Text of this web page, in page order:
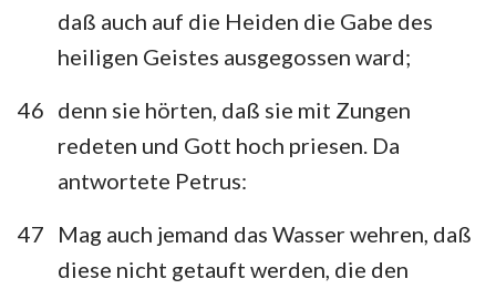
daß auch auf die Heiden die Gabe des
heiligen Geistes ausgegossen ward;
46 denn sie hörten, daß sie mit Zungen
redeten und Gott hoch priesen. Da
antwortete Petrus:
47
Mag auch jemand das Wasser wehren, daß
diese nicht getauft werden, die den